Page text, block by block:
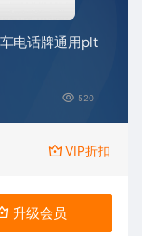
电话牌通用plt
520
VIP折扣
升级会员